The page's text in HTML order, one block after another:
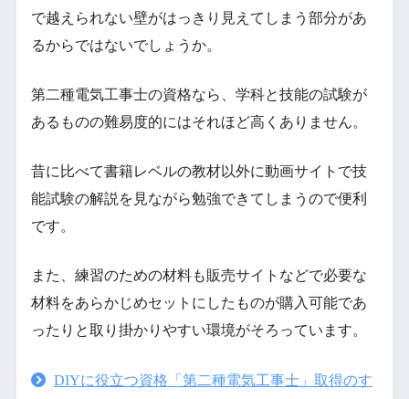
で越えられない壁がはっきり見えてしまう部分があ
るからではないでしょうか。
第二種電気工事士の資格なら、学科と技能の試験が
あるものの難易度的にはそれほど高くありません。
昔に比べて書籍レベルの教材以外に動画サイトで技
能試験の解説を見ながら勉強できてしまうので便利
です。
また、練習のための材料も販売サイトなどで必要な
材料をあらかじめセットにしたものが購入可能であ
ったりと取り掛かりやすい環境がそろっています。
DIYに役立つ資格「第二種電気工事士」取得のす